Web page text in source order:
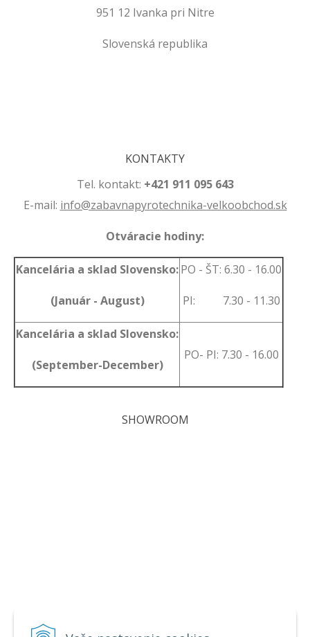
951 12 Ivanka pri Nitre
Slovenská republika
KONTAKTY
Tel. kontakt: +421 911 095 643
E-mail: info@zabavnapyrotechnika-velkoobchod.sk
Otváracie hodiny:
Kancelária a sklad Slovensko:
(Január - August)
PO - ŠT: 6.30 - 16.00
PI: 7.30 - 11.30
Kancelária a sklad Slovensko:
(September-December)
PO- PI: 7.30 - 16.00
SHOWROOM